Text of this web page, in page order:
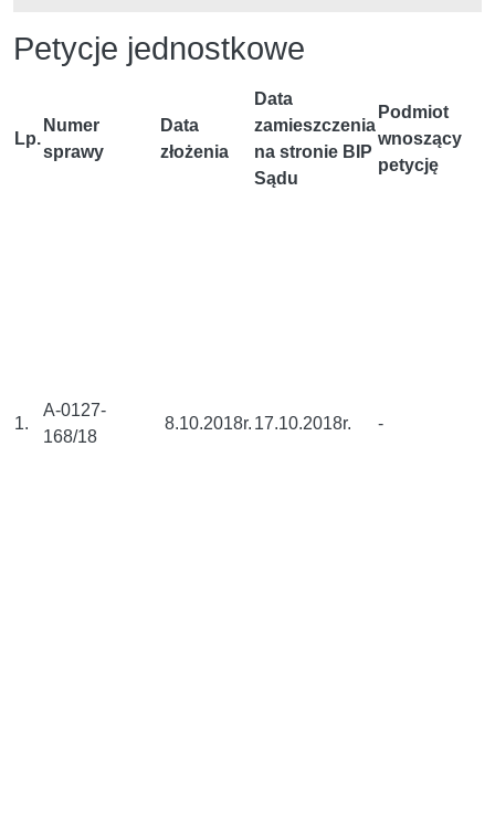
Petycje jednostkowe
Lp.
Numer
sprawy
Data
złożenia
Data
zamieszczenia
na stronie BIP
Sądu
Podmiot
wnoszący
petycję
1.
A-0127-
168/18
8.10.2018r. 17.10.2018r. -